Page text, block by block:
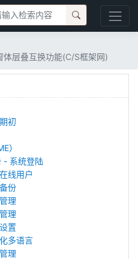
层叠互换功能(C/S框架网)
初
）
- 系统登陆
线用户
份
理
理
置
多语言
理